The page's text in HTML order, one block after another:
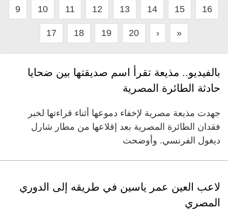
9 10 11 12 13 14 15 16
17 18 19 20 › »
بالفيديو.. مذيعة تقرأ اسم صديقتها بين ضحايا
حادثة الطائرة المصرية
جهدت مذيعة مصرية لإخفاء دموعها أثناء قراءتها لخبر
فقدان الطائرة المصرية بعد إقلاعها من مطار شارل
ديغول الفرنسي. وأوضحت
لاعب العين عمر ياسين في طريقه إلى الدوري
المصري